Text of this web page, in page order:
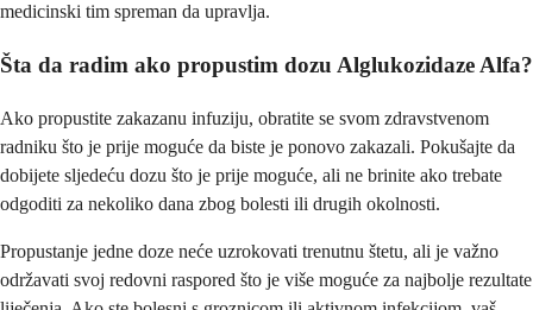
medicinski tim spreman da upravlja.
Šta da radim ako propustim dozu Alglukozidaze Alfa?
Ako propustite zakazanu infuziju, obratite se svom zdravstvenom
radniku što je prije moguće da biste je ponovo zakazali. Pokušajte da
dobijete sljedeću dozu što je prije moguće, ali ne brinite ako trebate
odgoditi za nekoliko dana zbog bolesti ili drugih okolnosti.
Propustanje jedne doze neće uzrokovati trenutnu štetu, ali je važno
održavati svoj redovni raspored što je više moguće za najbolje rezultate